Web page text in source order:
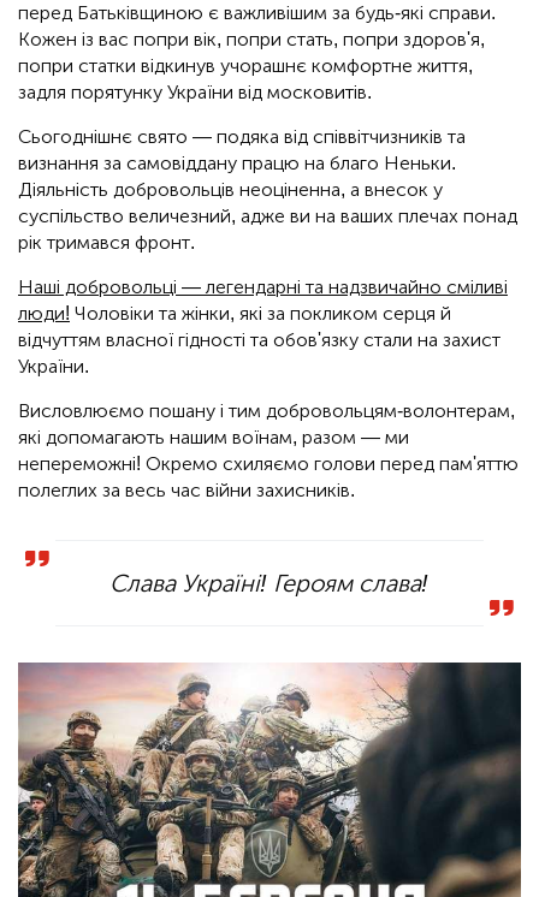
перед Батьківщиною є важливішим за будь-які справи.
Кожен із вас попри вік, попри стать, попри здоров'я,
попри статки відкинув учорашнє комфортне життя,
задля порятунку України від московитів.
Сьогоднішнє свято — подяка від співвітчизників та
визнання за самовіддану працю на благо Неньки.
Діяльність добровольців неоціненна, а внесок у
суспільство величезний, адже ви на ваших плечах понад
рік тримався фронт.
Наші добровольці — легендарні та надзвичайно сміливі
люди! Чоловіки та жінки, які за покликом серця й
відчуттям власної гідності та обов'язку стали на захист
України.
Висловлюємо пошану і тим добровольцям-волонтерам,
які допомагають нашим воїнам, разом — ми
непереможні! Окремо схиляємо голови перед пам'яттю
полеглих за весь час війни захисників.
Слава Україні! Героям слава!